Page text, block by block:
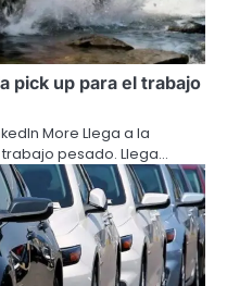
pick up para el trabajo
More Llega a la
trabajo pesado. Llega…